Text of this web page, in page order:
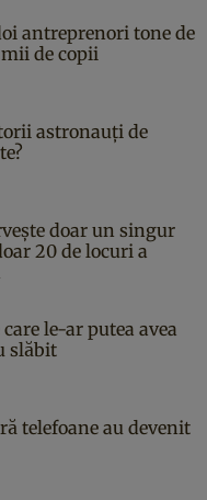
antreprenori tone de
de copii
astronauți de
doar un singur
20 de locuri a
le-ar putea avea
slăbit
telefoane au devenit